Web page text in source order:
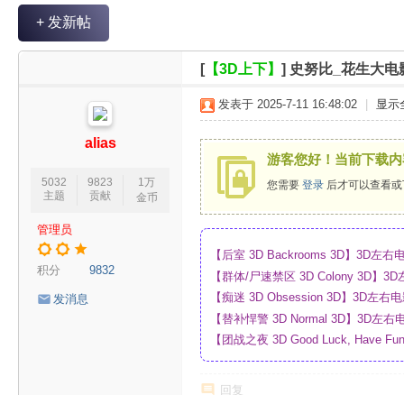
V
+ 发新帖
[【3D上下】 ] 史努比_花生大
alias
5032
主题
9823
贡献
1万
金币
管理员
积分 9832
发消息
发表于 2025-7-11 16:48:02 显示
游客您好！当前下载
您需要 登录 后才可以查看
【后室 3D Backrooms 3D】3D左右
【群体/尸速禁区 3D Colony 3D】
_网盘
【痴迷 3D Obsession 3D】3D左右
【替补悍警 3D Normal 3D】3D左
【团战之夜 3D Good Luck, Have
回复